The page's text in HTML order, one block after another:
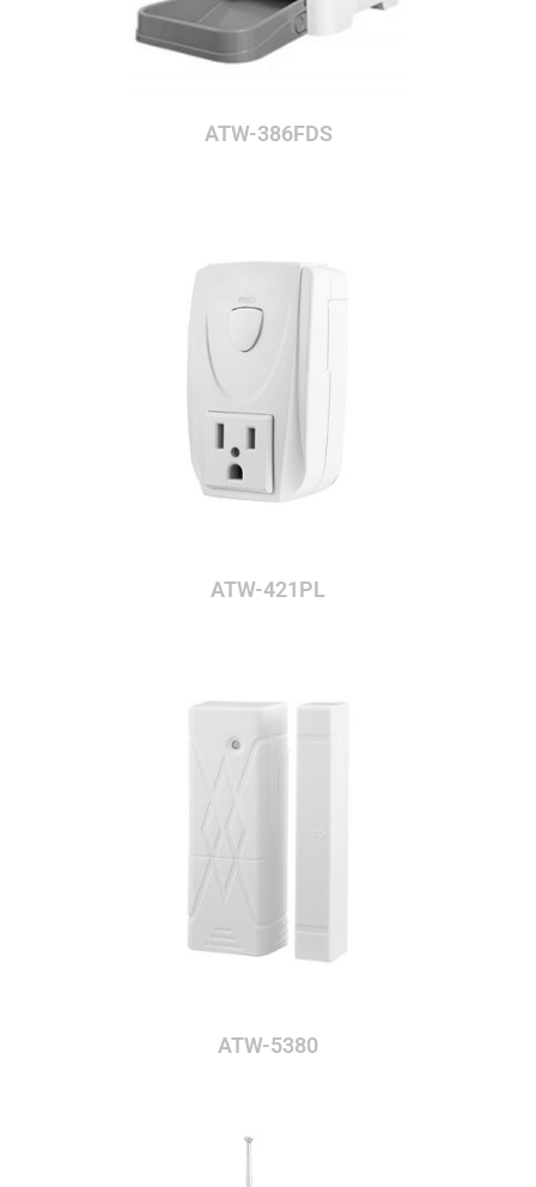
ATW-386FDS
ATW-421PL
ATW-5380